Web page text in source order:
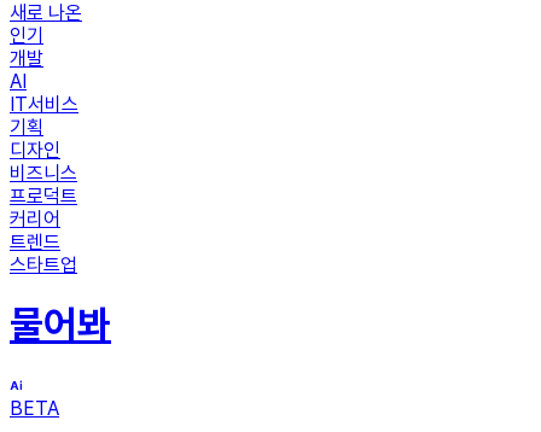
새로 나온
인기
개발
AI
IT서비스
기획
디자인
비즈니스
프로덕트
커리어
트렌드
스타트업
물어봐
BETA